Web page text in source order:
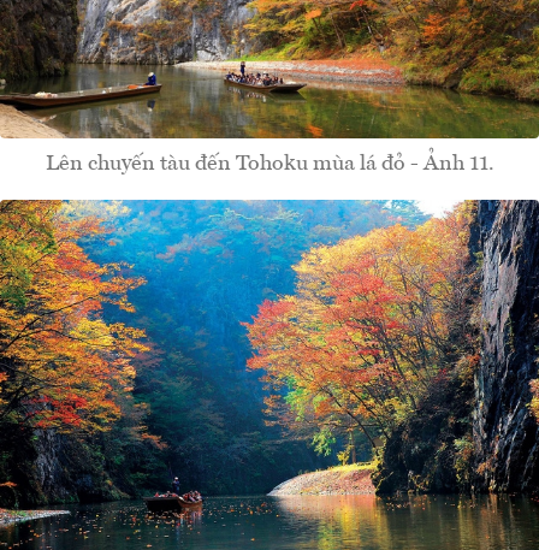
Lên chuyến tàu đến Tohoku mùa lá đỏ - Ảnh 11.